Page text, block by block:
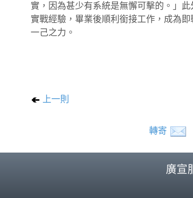
實，因為甚少有系統是無懈可擊的。」
實戰經驗，畢業後順利銜接工作，成為
一己之力。
上一則
轉寄
廣宣